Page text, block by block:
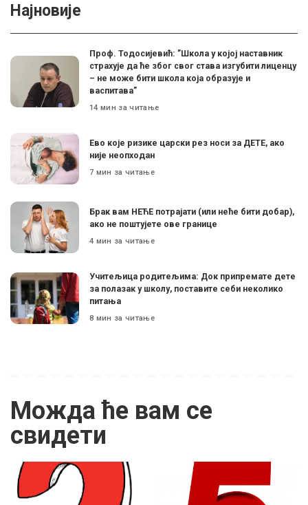
Најновије
Проф. Тодосијевић: ”Школа у којој наставник
страхује да ће због свог става изгубити лиценцу
– не може бити школа која образује и
васпитава”
14 мин за читање
Ево које ризике царски рез носи за ДЕТЕ, ако
није неопходан
7 мин за читање
Брак вам НЕЋЕ потрајати (или неће бити добар),
ако не поштујете ове границе
4 мин за читање
Учитељица родитељима: Док припремате дете
за полазак у школу, поставите себи неколико
питања
8 мин за читање
Можда ће вам се
свидети